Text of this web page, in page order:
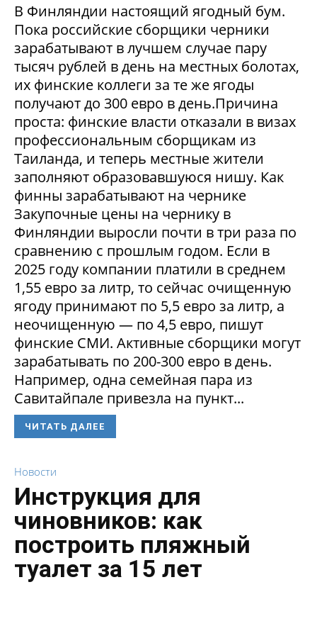
В Финляндии настоящий ягодный бум.
Пока российские сборщики черники
зарабатывают в лучшем случае пару
тысяч рублей в день на местных болотах,
их финские коллеги за те же ягоды
получают до 300 евро в день.Причина
проста: финские власти отказали в визах
профессиональным сборщикам из
Таиланда, и теперь местные жители
заполняют образовавшуюся нишу. Как
финны зарабатывают на чернике
Закупочные цены на чернику в
Финляндии выросли почти в три раза по
сравнению с прошлым годом. Если в
2025 году компании платили в среднем
1,55 евро за литр, то сейчас очищенную
ягоду принимают по 5,5 евро за литр, а
неочищенную — по 4,5 евро, пишут
финские СМИ. Активные сборщики могут
зарабатывать по 200-300 евро в день.
Например, одна семейная пара из
Савитайпале привезла на пункт...
ЧИТАТЬ ДАЛЕЕ
Новости
Инструкция для
чиновников: как
построить пляжный
туалет за 15 лет